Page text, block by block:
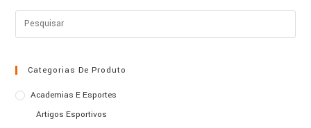
Categorias De Produto
Academias E Esportes
Artigos Esportivos